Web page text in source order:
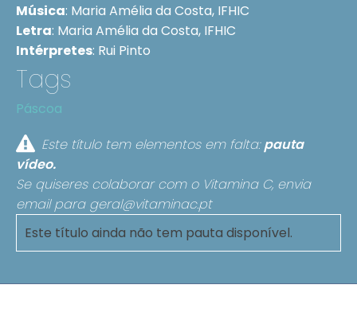
Música: Maria Amélia da Costa, IFHIC
Letra: Maria Amélia da Costa, IFHIC
Intérpretes: Rui Pinto
Tags
Páscoa
Este título tem elementos em falta:pauta
vídeo.
Se quiseres colaborar com o Vitamina C, envia
email para geral@vitaminac.pt
Este título ainda não tem pauta disponível.